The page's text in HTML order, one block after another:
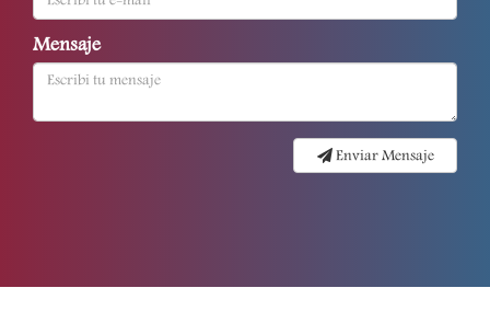
Mensaje
Enviar Mensaje